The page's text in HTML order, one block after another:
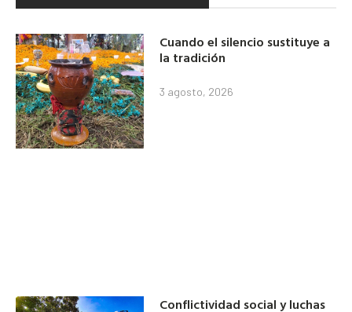
Cuando el silencio sustituye a
la tradición
3 agosto, 2026
Conflictividad social y luchas